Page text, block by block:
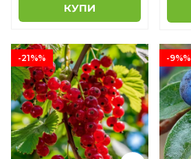
КУПИ
-21%% -9%%